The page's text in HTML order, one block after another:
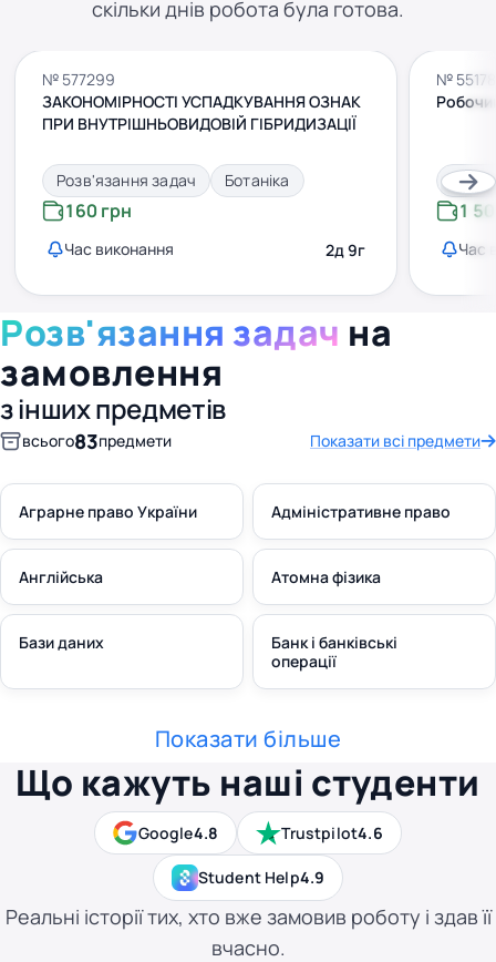
скільки днів робота була готова.
№ 577299
ЗАКОНОМІРНОСТІ УСПАДКУВАННЯ ОЗНАК
ПРИ ВНУТРІШНЬОВИДОВІЙ ГІБРИДИЗАЦІЇ
Розв'язання задач Ботаніка
160 грн
Час виконання 2д 9г
№
1
Час
Розв'язання задач на
замовлення
з інших предметів
всього83предмети Показати всі предмети
Аграрне право України Адміністративне право
Англійська Атомна фізика
Бази даних
Банк і банківські
операції
Показати більше
Google4.8 Trustpilot4.6
Student Help4.9
Що кажуть наші студенти
Реальні історії тих, хто вже замовив роботу і здав її
вчасно.